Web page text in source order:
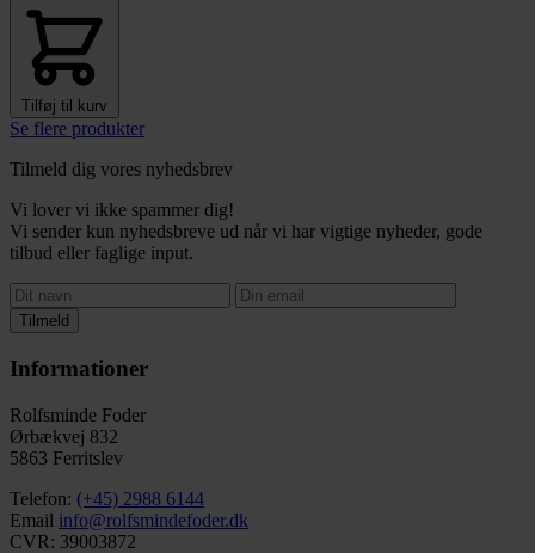
Tilføj til kurv
Se flere produkter
Tilmeld dig vores nyhedsbrev
Vi lover vi ikke spammer dig!
Vi sender kun nyhedsbreve ud når vi har vigtige nyheder, gode
tilbud eller faglige input.
Tilmeld
Informationer
Rolfsminde Foder
Ørbækvej 832
5863 Ferritslev
Telefon: (+45) 2988 6144
Email info@rolfsmindefoder.dk
CVR: 39003872